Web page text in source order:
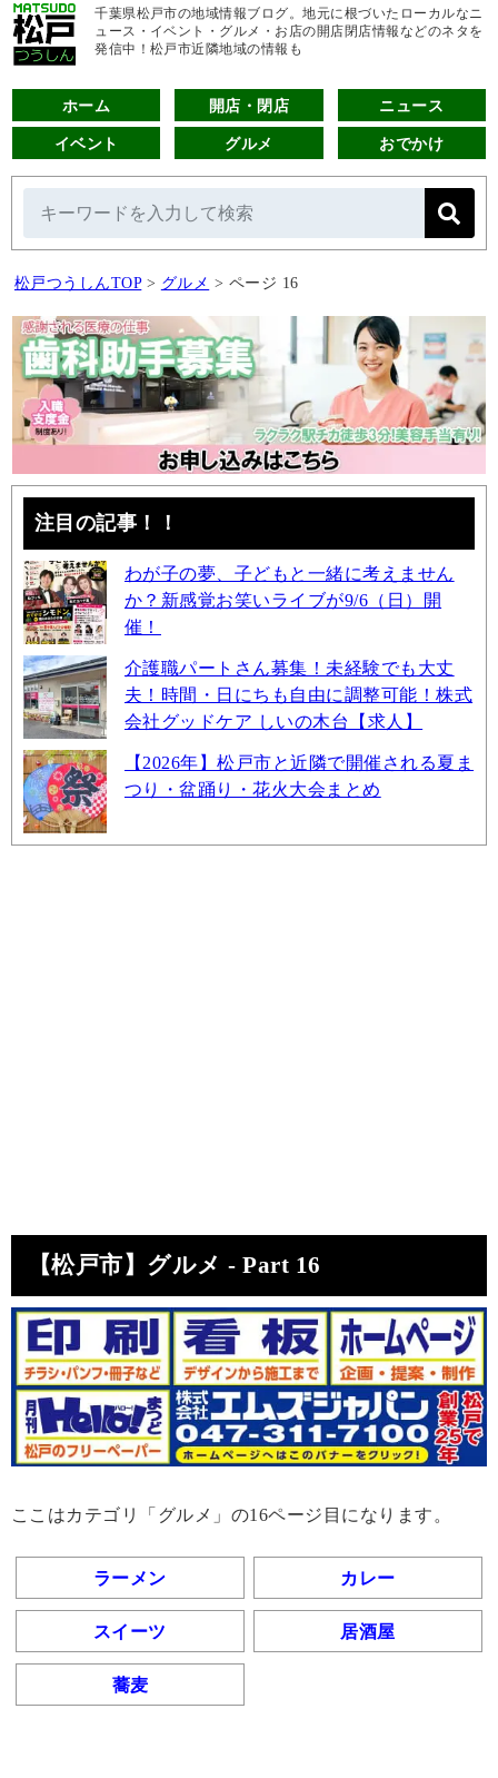
千葉県松戸市の地域情報ブログ。地元に根づいたローカルなニ
ュース・イベント・グルメ・お店の開店閉店情報などのネタを
発信中！松戸市近隣地域の情報も
ホーム 開店・閉店 ニュース
イベント グルメ おでかけ
松戸つうしんTOP > グルメ > ページ 16
注目の記事！！
わが子の夢、子どもと一緒に考えません
か？新感覚お笑いライブが9/6（日）開
催！
介護職パートさん募集！未経験でも大丈
夫！時間・日にちも自由に調整可能！株式
会社グッドケア しいの木台【求人】
【2026年】松戸市と近隣で開催される夏ま
つり・盆踊り・花火大会まとめ
【松戸市】グルメ - Part 16
ここはカテゴリ「グルメ」の16ページ目になります。
ラーメン カレー
スイーツ 居酒屋
蕎麦